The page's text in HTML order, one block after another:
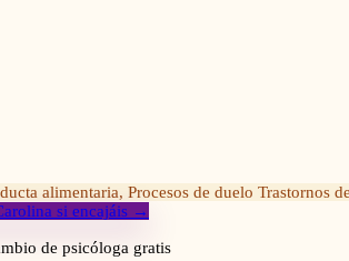
alimentaria, Procesos de duelo Trastornos
si encajáis →
de psicóloga gratis